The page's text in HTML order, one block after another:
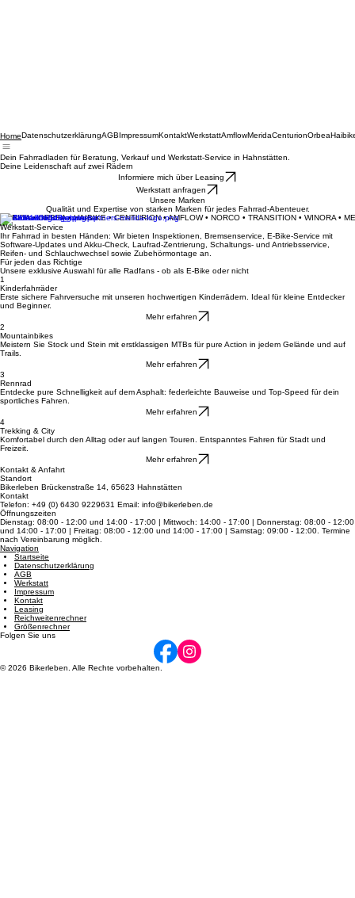
HomeDatenschutzerklärungAGB ImpressumKontaktWerkstattAmflowMeridaCenturion
Dein Fahrradladen für Beratung, Verkauf und Werkstatt-Service in Hahnstätten.
Informiere mich über Leasing
Werkstatt anfragen
Qualität und Expertise von starken Marken für jedes Fahrrad-Abenteuer.
MERIDA • ORBEA • HAIBIKE • CENTURION • AMFLOW • NORCO • TRANSITION • WINORA •
Werkstatt-Service
Ihr Fahrrad in besten Händen: Wir bieten Inspektionen, Bremsenservice, E-Bike-Service mit
Software-Updates und Akku-Check, Laufrad-Zentrierung, Schaltungs- und Antriebsservice,
Reifen- und Schlauchwechsel sowie Zubehörmontage an.
Für jeden das Richtige
Unsere exklusive Auswahl für alle Radfans - ob als E-Bike oder nicht
1
Erste sichere Fahrversuche mit unseren hochwertigen Kinderrädern. Ideal für kleine Entdecker
und Beginner.
Mehr erfahren
2
Meistern Sie Stock und Stein mit erstklassigen MTBs für pure Action in jedem Gelände und auf
Trails.
Mehr erfahren
3
Entdecke pure Schnelligkeit auf dem Asphalt: federleichte Bauweise und Top-Speed für dein
sportliches Fahren.
Mehr erfahren
4
Komfortabel durch den Alltag oder auf langen Touren. Entspanntes Fahren für Stadt und
Freizeit.
Mehr erfahren
Kontakt & Anfahrt
Standort
Bikerleben Brückenstraße 14, 65623 Hahnstätten
Kontakt
Telefon: +49 (0) 6430 9229631 Email: info@bikerleben.de
Öffnungszeiten
Dienstag: 08:00 - 12:00 und 14:00 - 17:00 | Mittwoch: 14:00 - 17:00 | Donnerstag: 08:00 - 12:00
und 14:00 - 17:00 | Freitag: 08:00 - 12:00 und 14:00 - 17:00 | Samstag: 09:00 - 12:00. Termine
nach Vereinbarung möglich.
Navigation
Startseite
Datenschutzerklärung
AGB
Werkstatt
Impressum
Kontakt
Leasing